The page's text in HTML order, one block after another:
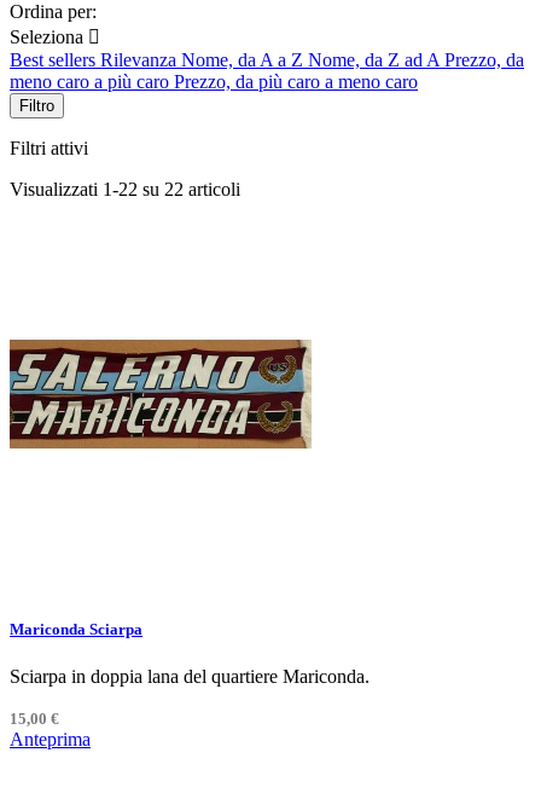
Ordina per:
Seleziona 
Best sellers Rilevanza Nome, da A a Z Nome, da Z ad APrezzo, da
meno caro a più caro Prezzo, da più caro a meno caro
Filtro
Filtri attivi
Visualizzati 1-22 su 22 articoli
Mariconda Sciarpa
Sciarpa in doppia lana del quartiere Mariconda.
15,00 €
Anteprima